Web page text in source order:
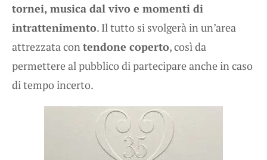
tornei, musica dal vivo e momenti di
intrattenimento. Il tutto si svolgerà in un’area
attrezzata contendone coperto, così da
permettere al pubblico di partecipare anche in caso
di tempo incerto.